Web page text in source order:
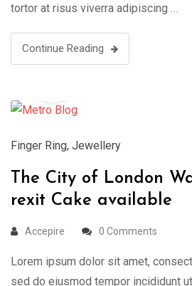
tortor at risus viverra adipiscing …
Continue Reading
Finger Ring, Jewellery
The City of London
rexit Cake available
Accepire 0 Comments
Lorem ipsum dolor sit amet,
sed do eiusmod tempor incididunt